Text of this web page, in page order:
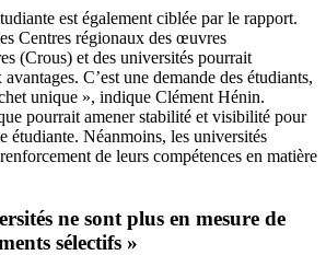
est également ciblée par le rapport.
Centres régionaux des œuvres
(Crous) et des universités pourrait
C’est une demande des étudiants,
unique », indique Clément Hénin.
pourrait amener stabilité et visibilité pour
étudiante. Néanmoins, les universités
de leurs compétences en matière
ne sont plus en mesure de
sélectifs »